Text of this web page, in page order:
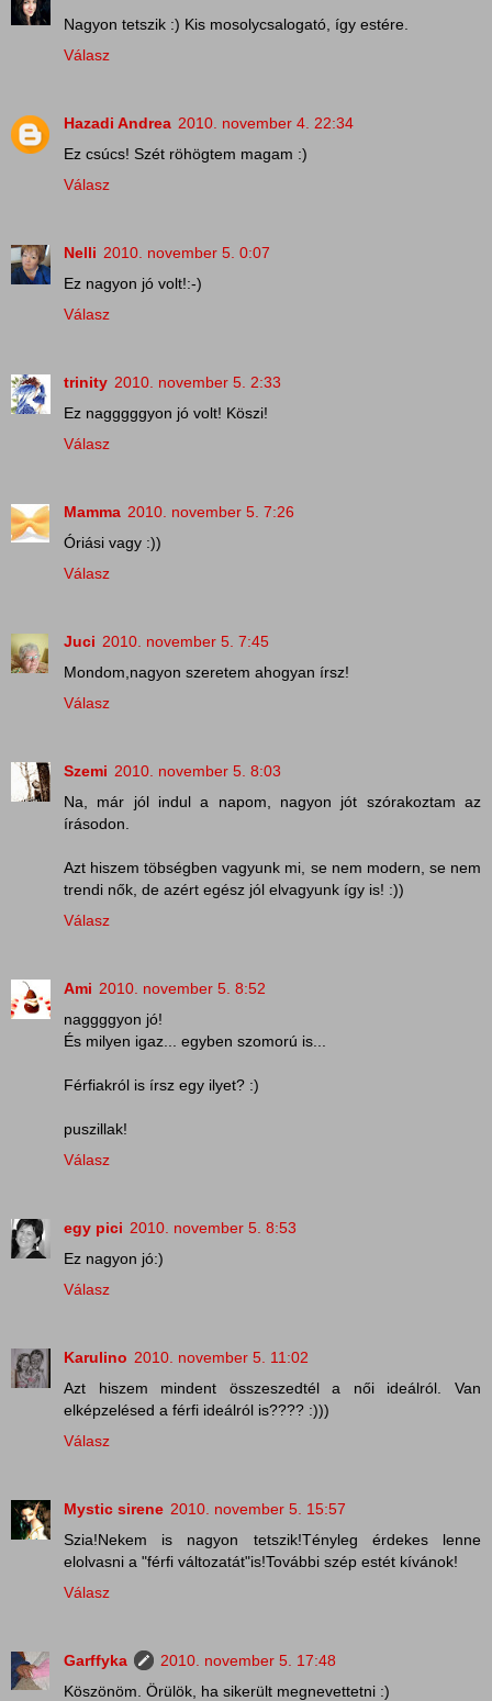
Nagyon tetszik :) Kis mosolycsalogató, így estére.
Válasz
Hazadi Andrea 2010. november 4. 22:34
Ez csúcs! Szét röhögtem magam :)
Válasz
Nelli 2010. november 5. 0:07
Ez nagyon jó volt!:-)
Válasz
trinity 2010. november 5. 2:33
Ez nagggggyon jó volt! Köszi!
Válasz
Mamma 2010. november 5. 7:26
Óriási vagy :))
Válasz
Juci 2010. november 5. 7:45
Mondom,nagyon szeretem ahogyan írsz!
Válasz
Szemi 2010. november 5. 8:03
Na, már jól indul a napom, nagyon jót szórakoztam az
írásodon.
Azt hiszem töbségben vagyunk mi, se nem modern, se nem
trendi nők, de azért egész jól elvagyunk így is! :))
Válasz
Ami 2010. november 5. 8:52
naggggyon jó!
És milyen igaz... egyben szomorú is...
Férfiakról is írsz egy ilyet? :)
puszillak!
Válasz
egy pici 2010. november 5. 8:53
Ez nagyon jó:)
Válasz
Karulino 2010. november 5. 11:02
Azt hiszem mindent összeszedtél a női ideálról. Van
elképzelésed a férfi ideálról is???? :)))
Válasz
Mystic sirene 2010. november 5. 15:57
Szia!Nekem is nagyon tetszik!Tényleg érdekes lenne
elolvasni a "férfi változatát"is!További szép estét kívánok!
Válasz
Garffyka
2010. november 5. 17:48
Köszönöm. Örülök, ha sikerült megnevettetni :)